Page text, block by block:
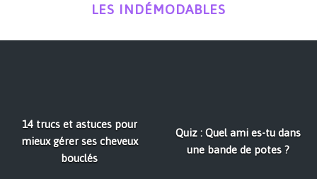
LES INDÉMODABLES
14 trucs et astuces pour
mieux gérer ses cheveux
bouclés
Quiz : Quel ami es-tu dans
une bande de potes ?